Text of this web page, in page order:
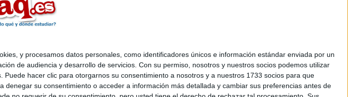
y procesamos datos personales, como identificadores únicos e información estándar enviada por un
de audiencia y desarrollo de servicios. Con su permiso, nosotros y nuestros socios podemos utilizar
hacer clic para otorgarnos su consentimiento a nosotros y a nuestros 1733 socios para que
su consentimiento o acceder a información más detallada y cambiar sus preferencias antes de
| Contactar|Anúnciate
Condiciones generales
León 47 - 28006 Madrid [ESPAÑA] - Tel. +34 91 593 2767